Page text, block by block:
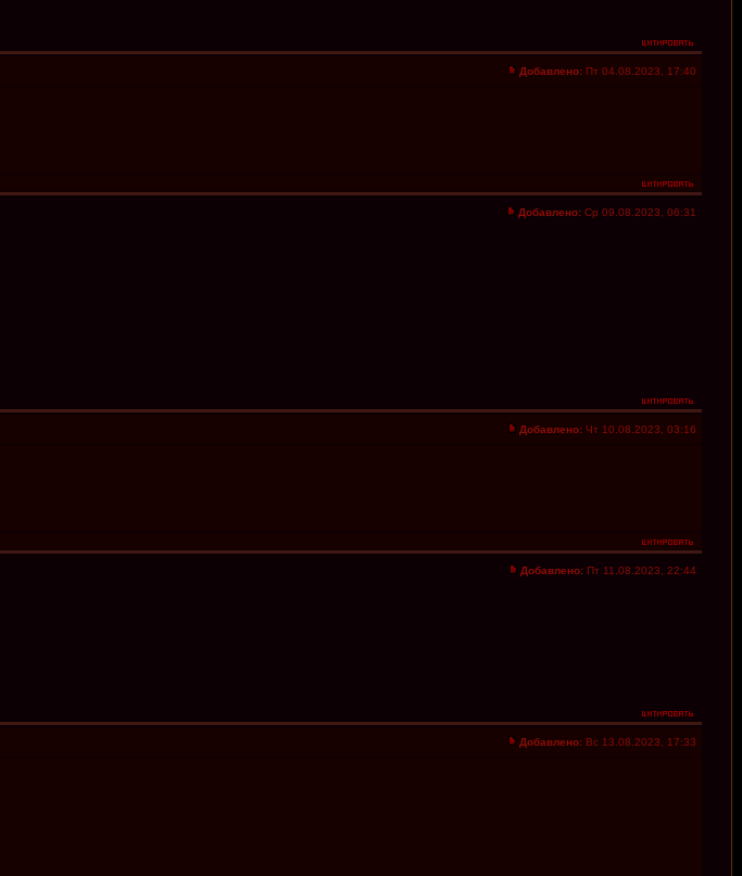
Добавлено: Пт 04.08.2023, 17:40
Добавлено: Ср 09.08.2023, 06:31
Добавлено: Чт 10.08.2023, 03:16
Добавлено: Пт 11.08.2023, 22:44
Добавлено: Вс 13.08.2023, 17:33